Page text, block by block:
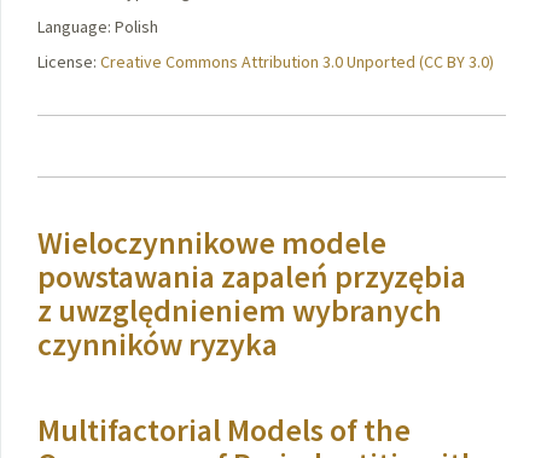
Language: Polish
License: Creative Commons Attribution 3.0 Unported (CC BY 3.0)
Wieloczynnikowe modele
powstawania zapaleń przyzębia
z uwzględnieniem wybranych
czynników ryzyka
Multifactorial Models of the